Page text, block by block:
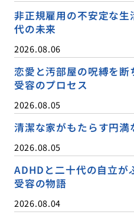
非正規雇用の不安定な
代の未来
2026.08.06
恋愛と汚部屋の呪縛を
受容のプロセス
2026.08.05
清潔な家がもたらす円
2026.08.05
ADHDと二十代の自立が
受容の物語
2026.08.04